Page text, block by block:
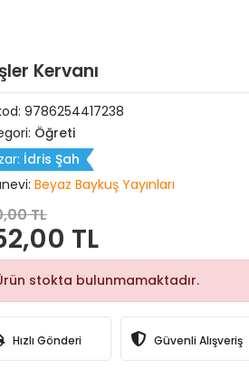
Kervanı
9786254417238
Öğreti
İdris Şah
Beyaz Baykuş Yayınları
TL
TL
stokta bulunmamaktadır.
Hızlı Gönderi Güvenli Alışveriş